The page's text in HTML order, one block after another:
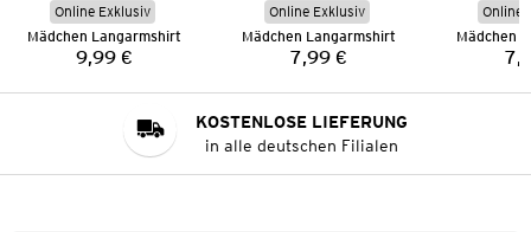
Online Exklusiv
Mädchen Langarmshirt
Preis:
9,99 €
Online Exklusiv
Mädchen Langarmshirt
Preis:
7,99 €
Online
Mädchen
KOSTENLOSE LIEFERUNG
in alle deutschen Filialen